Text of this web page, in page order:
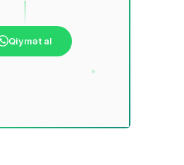
Qiymət al